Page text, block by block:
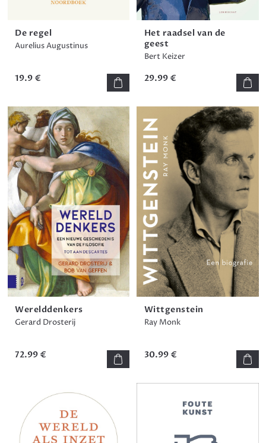
De regel
Aurelius Augustinus
19.9 €
Het raadsel van de
geest
Bert Keizer
29.99 €
Werelddenkers
Gerard Drosterij
72.99 €
Wittgenstein
Ray Monk
30.99 €